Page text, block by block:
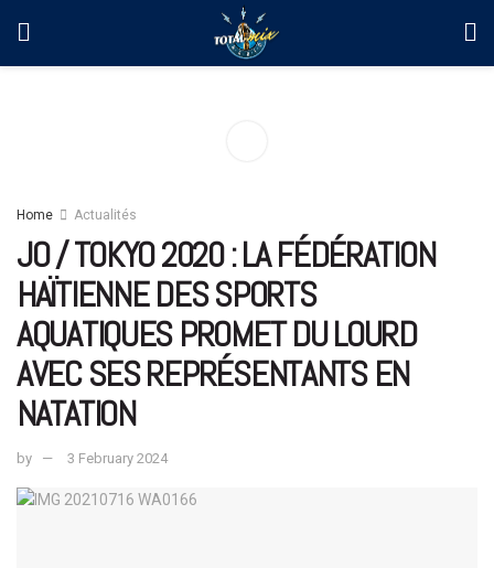
Home Actualités
JO / TOKYO 2020 : LA FÉDÉRATION
HAÏTIENNE DES SPORTS
AQUATIQUES PROMET DU LOURD
AVEC SES REPRÉSENTANTS EN
NATATION
by 3 February 2024